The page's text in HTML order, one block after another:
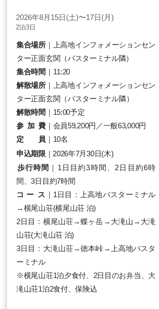
2026年8月15日(土)〜17日(月)
2泊3日
集合場所｜上高地インフォメーションセン
ター正面玄関（バスターミナル隣）
集合時間 ｜11:20
解散場所｜上高地インフォメーションセン
ター正面玄関（バスターミナル隣）
解散時間 ｜15:00予定
参 加 費｜会員59,200円／一般63,000円​
定 員 ｜10名
申込期限 ｜2026年7月30日(木)
歩行時間 ｜1日目約3時間、2日目約6時
間、3日目約7時間
コ ー ス ｜1日目：上高地バスターミナル
→横尾山荘(横尾山荘 泊)
2日目：横尾山荘→蝶ヶ岳→大滝山→大滝
山荘(大滝山荘 泊)
3日目：大滝山荘→徳本峠→上高地バスタ
ーミナル
​※横尾山荘1泊夕食付、2日目のお弁当、大
滝山荘1泊2食付、保険込